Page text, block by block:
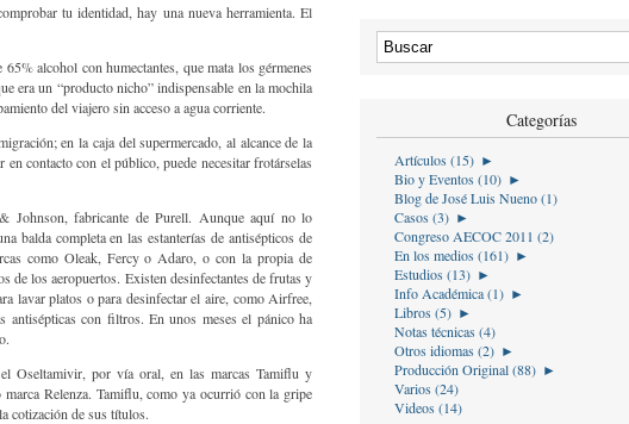
tu identidad, hay una nueva herramienta. El
alcohol con humectantes, que mata los gérmenes
era un “producto nicho” indispensable en la mochila
del viajero sin acceso a agua corriente.
en la caja del supermercado, al alcance de la
contacto con el público, puede necesitar frotárselas
Johnson, fabricante de Purell. Aunque aquí no lo
balda completa en las estanterías de antisépticos de
como Oleak, Fercy o Adaro, o con la propia de
de los aeropuertos. Existen desinfectantes de frutas y
lavar platos o para desinfectar el aire, como Airfree,
antisépticas con filtros. En unos meses el pánico ha
Oseltamivir, por vía oral, en las marcas Tamiflu y
Relenza. Tamiflu, como ya ocurrió con la gripe
cotización de sus títulos.
Categorías
Artículos (15) ►
Bio y Eventos (10) ►
Blog de José Luis Nueno (1)
Casos (3) ►
Congreso AECOC 2011 (2)
En los medios (161) ►
Estudios (13) ►
Info Académica (1) ►
Libros (5) ►
Notas técnicas (4)
Otros idiomas (2) ►
Producción Original (88) ►
Varios (24)
Videos (14)